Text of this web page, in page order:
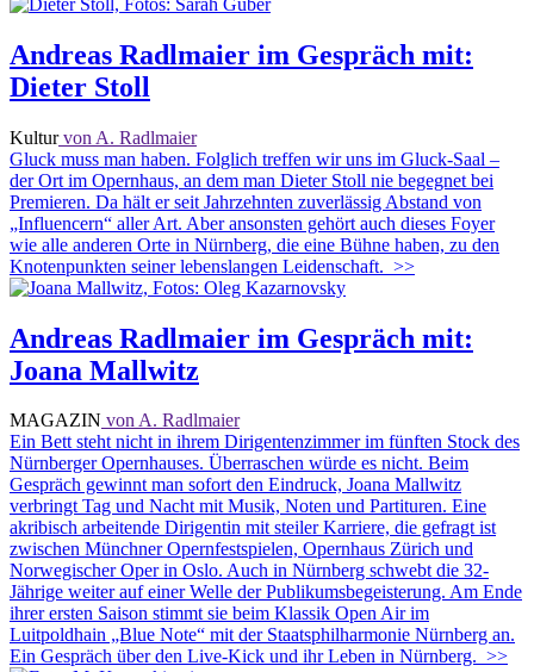
Andreas Radlmaier im Gespräch mit:
Dieter Stoll
Kulturvon A. Radlmaier
Gluck muss man haben. Folglich treffen wir uns im Gluck-Saal –
der Ort im Opernhaus, an dem man Dieter Stoll nie begegnet bei
Premieren. Da hält er seit Jahrzehnten zuverlässig Abstand von
„Influencern“ aller Art. Aber ansonsten gehört auch dieses Foyer
wie alle anderen Orte in Nürnberg, die eine Bühne haben, zu den
Knotenpunkten seiner lebenslangen Leidenschaft. >>
Andreas Radlmaier im Gespräch mit:
Joana Mallwitz
MAGAZIN von A. Radlmaier
Ein Bett steht nicht in ihrem Dirigentenzimmer im fünften Stock des
Nürnberger Opernhauses. Überraschen würde es nicht. Beim
Gespräch gewinnt man sofort den Eindruck, Joana Mallwitz
verbringt Tag und Nacht mit Musik, Noten und Partituren. Eine
akribisch arbeitende Dirigentin mit steiler Karriere, die gefragt ist
zwischen Münchner Opernfestspielen, Opernhaus Zürich und
Norwegischer Oper in Oslo. Auch in Nürnberg schwebt die 32-
Jährige weiter auf einer Welle der Publikumsbegeisterung. Am Ende
ihrer ersten Saison stimmt sie beim Klassik Open Air im
Luitpoldhain „Blue Note“ mit der Staatsphilharmonie Nürnberg an.
Ein Gespräch über den Live-Kick und ihr Leben in Nürnberg. >>